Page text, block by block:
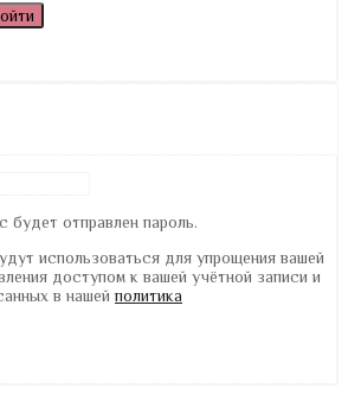
отправлен пароль.
использоваться для упрощения вашей
доступом к вашей учётной записи и
в нашейполитика